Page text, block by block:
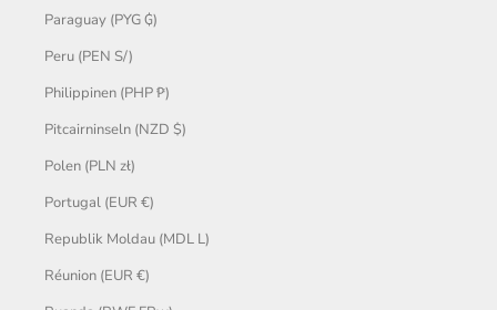
Paraguay (PYG ₲)
Peru (PEN S/)
Philippinen (PHP ₱)
Pitcairninseln (NZD $)
Polen (PLN zł)
Portugal (EUR €)
Republik Moldau (MDL L)
Réunion (EUR €)